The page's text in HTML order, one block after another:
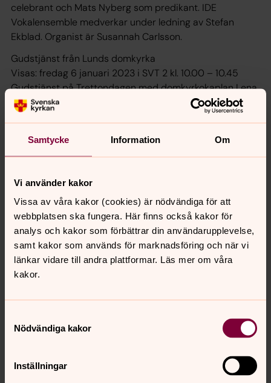
Samtycke Information Om
Vi använder kakor
Vissa av våra kakor (cookies) är nödvändiga för att
webbplatsen ska fungera. Här finns också kakor för
analys och kakor som förbättrar din användarupplevelse,
samt kakor som används för marknadsföring och när vi
länkar vidare till andra plattformar. Läs mer om våra
kakor.
Nödvändiga kakor
Inställningar
celebrant och Mats Nyberg som predikant. IDE
Vokalensemble medverkar under ledning av Stefan
Ekblad. Organist är Susannah Carlsson.
Gudstjänst från Lunds domkyrka
Visas: fredag 6 januari 2023 i SVT 2 kl. 10.00 – 10.45
Gudstjänst på Trettondagen med domkyrkokaplan Lena
Sjöstrand som predikant och Jan Kjellström som liturg.
VOS Vokalensemble medverkar under ledning av Robert
Eleonoor Roovers medverkar som solister. Det berömda
astronomiska uret spelar till trettondagens evangelium.
domkyrkans krypta invigdes 1123 och således fyller 900
år 2023.
Högmässa från Lunds domkyrka
Visas: söndag 8 januari i SVT 2 kl. 10.00 – 10.45
Högmässa på första söndagen efter trettondagen med
Josefin Gustafsson Andersson som celebrant och Jonas
medverkar under ledning av Susannah Carlsson.
Senast ändrad 13 mars 2026